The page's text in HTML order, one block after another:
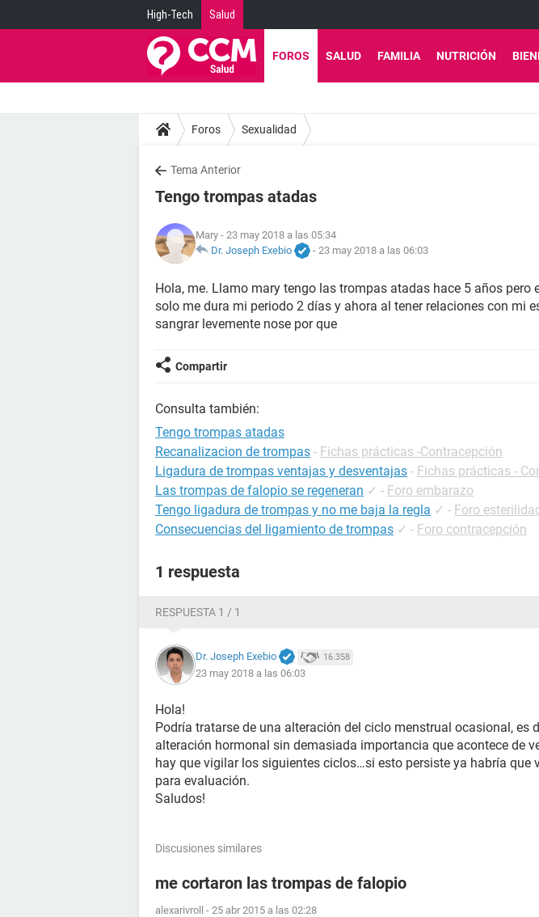
High-Tech Salud
FOROS SALUD FAMILIA NUTRICIÓN
Foros Sexualidad
Tema Anterior
Tengo trompas atadas
Mary - 23 may 2018 a las 05:34
Dr. Joseph Exebio
- 23 may 2018 a las 06:03
Hola, me. Llamo mary tengo las trompas atadas hace 5 años pero
solo me dura mi periodo 2 días y ahora al tener relaciones con mi
sangrar levemente nose por que
Compartir
Consulta también:
Tengo trompas atadas
Recanalizacion de trompas - Fichas prácticas -Contracepción
Ligadura de trompas ventajas y desventajas - Fichas prácticas -
Las trompas de falopio se regeneran ✓ - Foro embarazo
Tengo ligadura de trompas y no me baja la regla ✓ - Foro
Consecuencias del ligamiento de trompas ✓ - Foro contracepción
1 respuesta
RESPUESTA 1 / 1
Dr. Joseph Exebio 16.358
23 may 2018 a las 06:03
Hola!
Podría tratarse de una alteración del ciclo menstrual ocasional, es
alteración hormonal sin demasiada importancia que acontece de
hay que vigilar los siguientes ciclos…si esto persiste ya habría que
para evaluación.
Saludos!
Discusiones similares
me cortaron las trompas de falopio
alexarivroll - 25 abr 2015 a las 02:28